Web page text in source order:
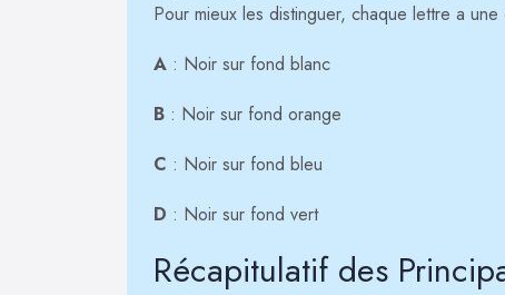
Pour mieux les distinguer, chaque lettre a
A : Noir sur fond blanc
B : Noir sur fond orange
C : Noir sur fond bleu
D : Noir sur fond vert
Récapitulatif des